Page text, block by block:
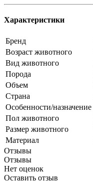
Характеристики
Бренд
Возраст животного
Вид животного
Порода
Объем
Страна
Особенности/назначение
Пол животного
Размер животного
Материал
Отзывы
Отзывы
Нет оценок
Оставить отзыв